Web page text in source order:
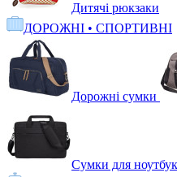
Дитячі рюкзаки
ДОРОЖНІ • СПОРТИВНІ
Дорожні сумки
Сумки для